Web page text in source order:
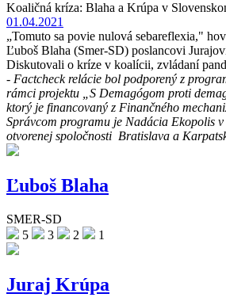
Koaličná kríza: Blaha a Krúpa v
01.04.2021
„Tomuto sa povie nulová sebareflexia,"
Ľuboš Blaha (Smer-SD) poslancovi
Diskutovali o kríze v koalícii, zvládaní
- Factcheck relácie bol podporený z
rámci projektu
„S Demagógom proti
ktorý je financovaný z Finančného
Správcom programu je Nadácia Ekopolis
otvorenej spoločnosti Bratislava a
Ľuboš Blaha
SMER-SD
5
3 2 1
Juraj Krúpa